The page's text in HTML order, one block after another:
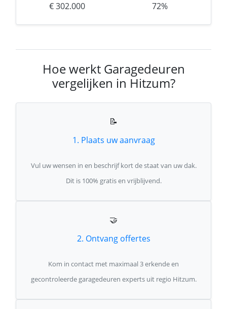
€ 302.000 72%
Hoe werkt Garagedeuren
vergelijken in Hitzum?
📝
1. Plaats uw aanvraag
Vul uw wensen in en beschrijf kort de staat van uw dak.
Dit is 100% gratis en vrijblijvend.
🤝
2. Ontvang offertes
Kom in contact met maximaal 3 erkende en
gecontroleerde garagedeuren experts uit regio Hitzum.